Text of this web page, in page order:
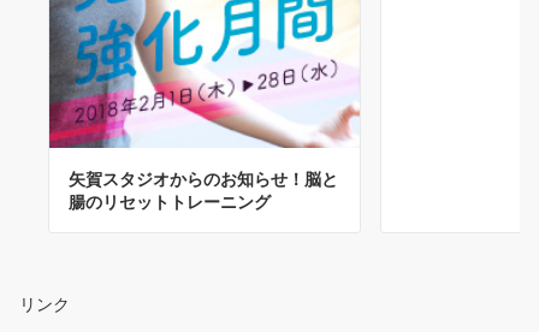
矢賀スタジオからのお知らせ！脳と
腸のリセットトレーニング
リンク